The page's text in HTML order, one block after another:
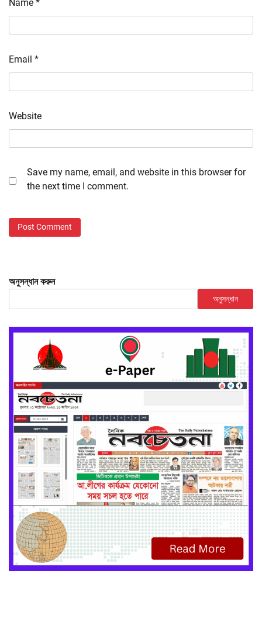
Name *
Email *
Website
Save my name, email, and website in this browser for
the next time I comment.
অনুসন্ধান করুন
অনুসন্ধান